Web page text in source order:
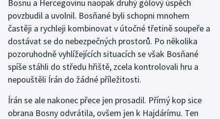
Bosnu a Hercegovinu naopak druhý gólový úspěch
povzbudil a uvolnil. Bosňané byli schopni mnohem
častěji a rychleji kombinovat v útočné třetině soupeře a
dostávat se do nebezpečných prostorů. Po několika
pozoruhodně vyhlížejících situacích se však Bosňané
spíše stáhli do středu hřiště, zcela kontrolovali hru a
nepouštěli Írán do žádné příležitosti.
Írán se ale nakonec přece jen prosadil. Přímý kop sice
obrana Bosny odvrátila, ovšem jen k Hajdárímu. Ten